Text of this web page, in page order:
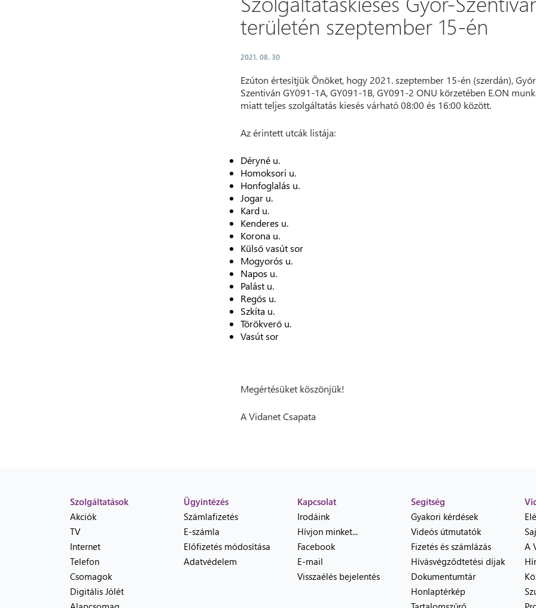
területén szeptember 15-én
2021. 08. 30
Ezúton értesítjük Önöket, hogy 2021. szeptember 15-én (szerdán),
Szentiván GY091-1A, GY091-1B, GY091-2 ONU körzetében E.ON
miatt teljes szolgáltatás kiesés várható 08:00 és 16:00 között.
Az érintett utcák listája:
Déryné u.
Homoksori u.
Honfoglalás u.
Jogar u.
Kard u.
Kenderes u.
Korona u.
Külső vasút sor
Mogyorós u.
Napos u.
Palást u.
Regős u.
Szkíta u.
Törökverő u.
Vasút sor
Megértésüket köszönjük!
A Vidanet Csapata
Szolgáltatások
Akciók
TV
Internet
Telefon
Csomagok
Digitális Jólét
Ügyintézés
Számlafizetés
E-számla
Előfizetés módosítása
Adatvédelem
Kapcsolat
Irodáink
Hívjon minket...
Facebook
E-mail
Visszaélés bejelentés
Segítség
Gyakori kérdések
Videós útmutatók
Fizetés és számlázás
Hívásvégződtetési díjak
Dokumentumtár
Honlaptérkép
A